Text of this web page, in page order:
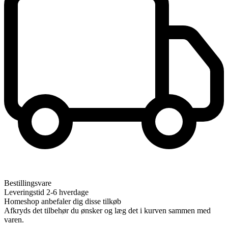
Bestillingsvare
Leveringstid 2-6 hverdage
Homeshop anbefaler dig disse tilkøb
Afkryds det tilbehør du ønsker og læg det i kurven sammen med
varen.